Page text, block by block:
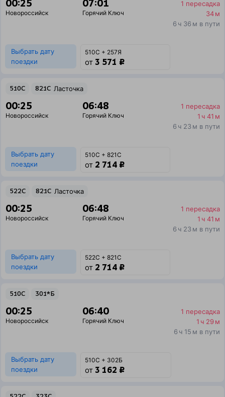
00:25
Новороссийск
07:01
Горячий Ключ
1 пересадка
34 м
6 ч 36 м в пути
Выбрать дату
поездки
510С + 257Я
от 3 571 ₽
510С 821С Ласточка
00:25
Новороссийск
06:48
Горячий Ключ
1 пересадка
1 ч 41 м
6 ч 23 м в пути
Выбрать дату
поездки
510С + 821С
от 2 714 ₽
522С 821С Ласточка
00:25
Новороссийск
06:48
Горячий Ключ
1 пересадка
1 ч 41 м
6 ч 23 м в пути
Выбрать дату
поездки
522С + 821С
от 2 714 ₽
510С 301*Б
00:25
Новороссийск
06:40
Горячий Ключ
1 пересадка
1 ч 29 м
6 ч 15 м в пути
Выбрать дату
поездки
510С + 302Б
от 3 162 ₽